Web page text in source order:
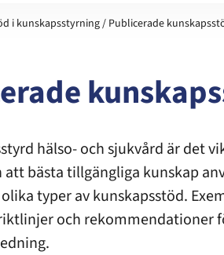
i kunskapsstyrning/ Publicerade
hälso- och sjukvård är det
att bästa tillgängliga kunskap
typer av kunskapsstöd.
och rekommendationer